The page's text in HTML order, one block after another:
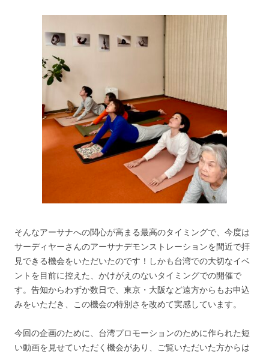
そんなアーサナへの関心が高まる最高のタイミングで、今度は
サーディヤーさんのアーサナデモンストレーションを間近で拝
見できる機会をいただいたのです！しかも台湾での大切なイベ
ントを目前に控えた、かけがえのないタイミングでの開催で
す。告知からわずか数日で、東京・大阪など遠方からもお申込
みをいただき、この機会の特別さを改めて実感しています。
今回の企画のために、台湾プロモーションのために作られた短
い動画を見せていただく機会があり、ご覧いただいた方からは